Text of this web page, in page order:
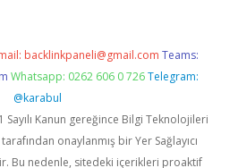
backlinkpaneli@gmail.com Teams:
Whatsapp: 0262 606 0 726 Telegram:
@karabul
Sayılı Kanun gereğince Bilgi Teknolojileri
onaylanmış bir Yer Sağlayıcı
Bu nedenle, sitedeki içerikleri proaktif